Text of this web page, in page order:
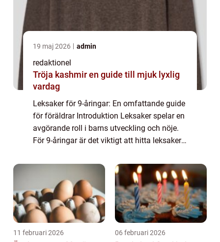
19 maj 2026 admin
redaktionel
Tröja kashmir en guide till mjuk lyxlig
vardag
Leksaker för 9-åringar: En omfattande guide
för föräldrar Introduktion Leksaker spelar en
avgörande roll i barns utveckling och nöje.
För 9-åringar är det viktigt att hitta leksaker
denna artikel kommer vi at...
11 februari 2026 06 februari 2026